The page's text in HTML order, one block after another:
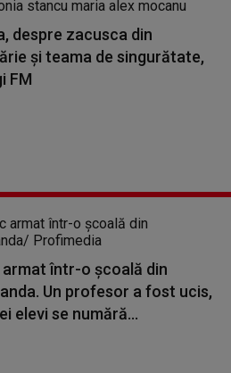
despre zacusca din
și teama de singurătate,
FM
într-o școală din
Un profesor a fost ucis,
elevi se numără...